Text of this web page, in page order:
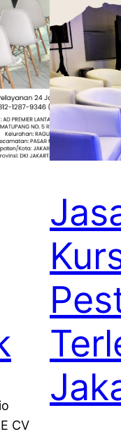
CV